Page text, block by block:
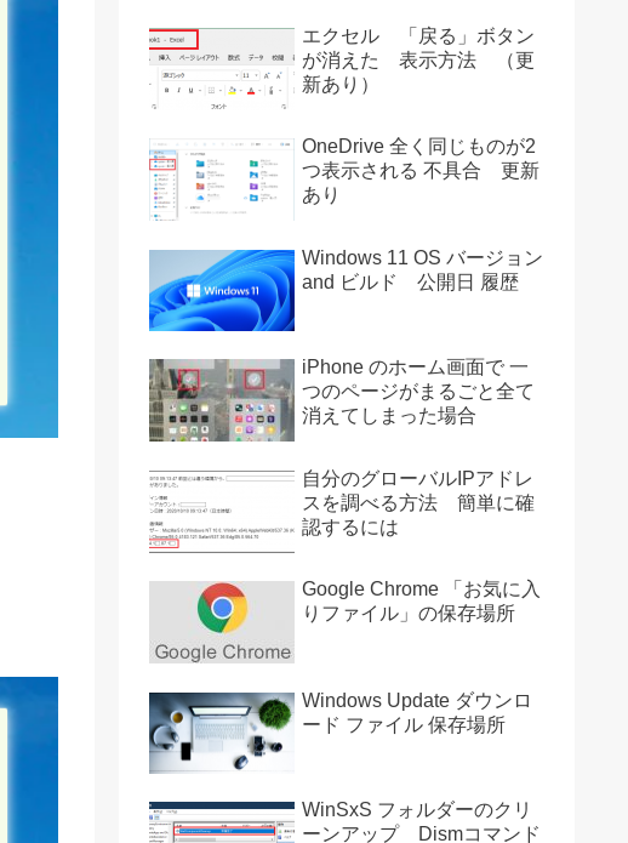
エクセル 「戻る」ボタン
が消えた 表示方法 （更
新あり）
OneDrive 全く同じものが2
つ表示される 不具合 更新
あり
Windows 11 OS バージョン
and ビルド 公開日 履歴
iPhone のホーム画面で 一
つのページがまるごと全て
消えてしまった場合
自分のグローバルIPアドレ
スを調べる方法 簡単に確
認するには
Google Chrome 「お気に入
りファイル」の保存場所
Windows Update ダウンロ
ード ファイル 保存場所
WinSxS フォルダーのクリ
ーンアップ Dismコマンド